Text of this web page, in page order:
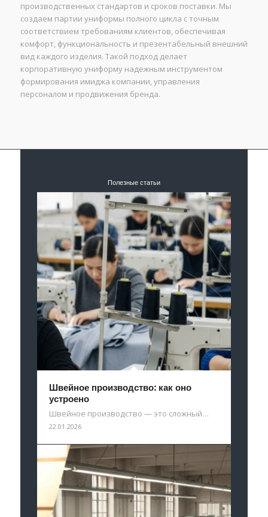
производственных стандартов и сроков поставки. Мы
создаем партии униформы полного цикла с точным
соответствием требованиям клиентов, обеспечивая
комфорт, функциональность и презентабельный внешний
вид каждого изделия. Такой подход делает
корпоративную униформу надежным инструментом
формирования имиджа компании, управления
персоналом и продвижения бренда.
Полезные статьи
Швейное производство: как оно
устроено
Швейное производство — это сложный…
22.01.2026